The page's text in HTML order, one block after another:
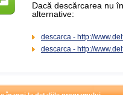
Dacă descărcarea nu
alternative:
descarca - http://
descarca - http://